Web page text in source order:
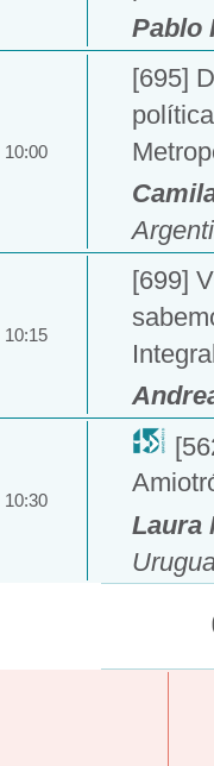
Pablo
10:00
[695]
10:15
[699]
10:30
Laura